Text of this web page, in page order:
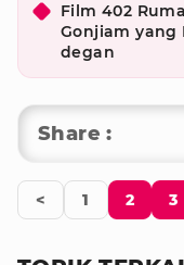
Film 402
Gonjiam yang
degan
Share :
< 1 2 3